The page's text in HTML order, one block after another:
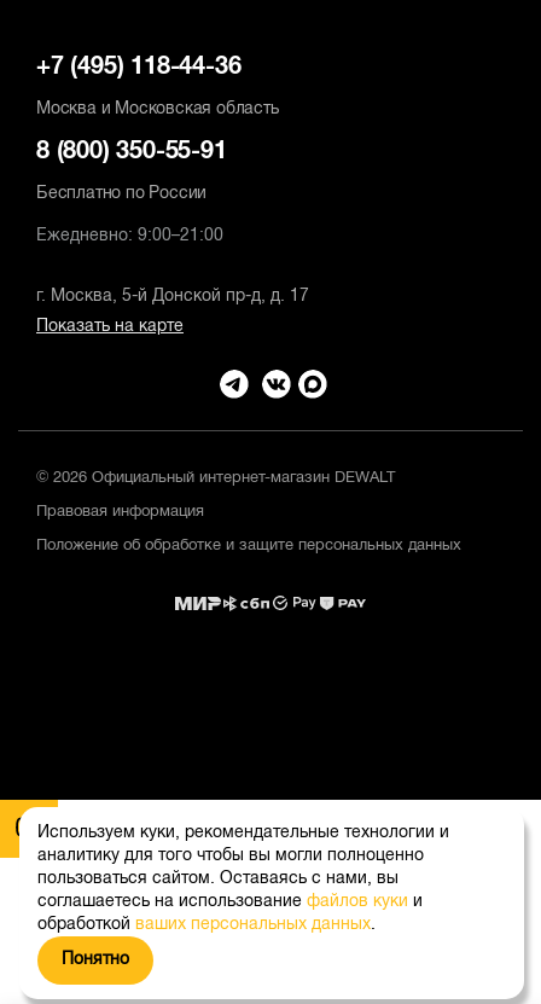
Используем куки, рекомендательные технологии и
аналитику для того чтобы вы могли полноценно
пользоваться сайтом. Оставаясь с нами, вы
соглашаетесь на использование файлов куки и
обработкой ваших персональных данных.
Понятно
+7 (495) 118-44-36
Москва и Московская область
8 (800) 350-55-91
Бесплатно по России
Ежедневно: 9:00–21:00
г. Москва, 5-й Донской пр-д, д. 17
Показать на карте
© 2026 Официальный интернет-магазин DEWALT
Правовая информация
Положение об обработке и защите персональных данных